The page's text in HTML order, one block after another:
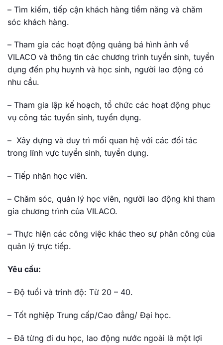
– Tìm kiếm, tiếp cận khách hàng tiềm năng và chăm
sóc khách hàng.
– Tham gia các hoạt động quảng bá hình ảnh về
VILACO và thông tin các chương trình tuyển sinh, tuyển
dụng đến phụ huynh và học sinh, người lao động có
nhu cầu.
– Tham gia lập kế hoạch, tổ chức các hoạt động phục
vụ công tác tuyển sinh, tuyển dụng.
– Xây dựng và duy trì mối quan hệ với các đối tác
trong lĩnh vực tuyển sinh, tuyển dụng.
– Tiếp nhận học viên.
– Chăm sóc, quản lý học viên, người lao động khi tham
gia chương trình của VILACO.
– Thực hiện các công việc khác theo sự phân công của
quản lý trực tiếp.
Yêu cầu:
– Độ tuổi và trình độ: Từ 20 – 40.
– Tốt nghiệp Trung cấp/Cao đẳng/ Đại học.
– Đã từng đi du học, lao động nước ngoài là một lợi